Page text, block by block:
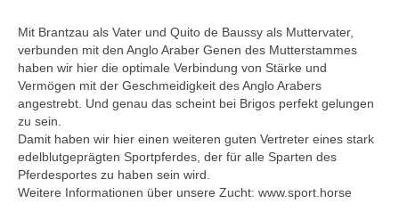
Ragna – Rohan – Concetto Famos – Lancer
II – Grannus – Argentinus
Zuchtstuten
Issilda – I’m Special de Muze – Escudo –
Grand Ferdinand II – Don Carlos – Frustra II
Mit Brantzau als Vater und Quito de Baussy als Muttervater,
verbunden mit den Anglo Araber Genen des Mutterstammes
haben wir hier die optimale Verbindung von Stärke und
Vermögen mit der Geschmeidigkeit des Anglo Arabers
angestrebt. Und genau das scheint bei Brigos perfekt gelungen
zu sein.
Damit haben wir hier einen weiteren guten Vertreter eines stark
edelblutgeprägten Sportpferdes, der für alle Sparten des
Pferdesportes zu haben sein wird.
Weitere Informationen über unsere Zucht: www.sport.horse